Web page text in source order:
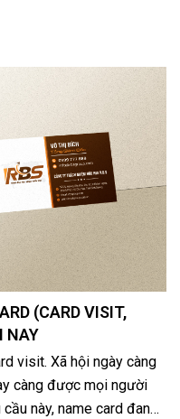
quảng bá hình ảnh
cá nhân với khách hàng
(CARD VISIT,
NAY
visit. Xã hội ngày càng
càng được mọi người
này, name card đang